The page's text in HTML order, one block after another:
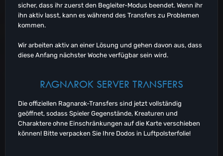
sicher, dass ihr zuerst den Begleiter-Modus beendet. Wenn ihr
ihn aktiv lasst, kann es während des Transfers zu Problemen
kommen.
Wir arbeiten aktiv an einer Lösung und gehen davon aus, dass
diese Anfang nächster Woche verfügbar sein wird.
RAGNAROK SERVER TRANSFERS
Die offiziellen Ragnarok-Transfers sind jetzt vollständig
geöffnet, sodass Spieler Gegenstände, Kreaturen und
Charaktere ohne Einschränkungen auf die Karte verschieben
können! Bitte verpacken Sie Ihre Dodos in Luftpolsterfolie!